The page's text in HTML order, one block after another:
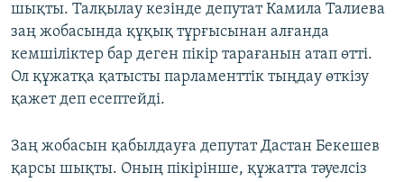
шықты. Талқылау кезінде депутат Камила Талиева
заң жобасында құқық тұрғысынан алғанда
кемшіліктер бар деген пікір тарағанын атап өтті.
Ол құжатқа қатысты парламенттік тыңдау өткізу
қажет деп есептейді.
Заң жобасын қабылдауға депутат Дастан Бекешев
қарсы шықты. Оның пікірінше, құжатта тәуелсіз